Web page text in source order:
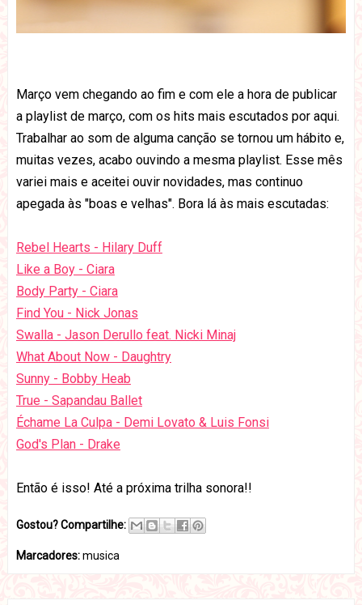
Março vem chegando ao fim e com ele a hora de publicar
a playlist de março, com os hits mais escutados por aqui.
Trabalhar ao som de alguma canção se tornou um hábito e,
muitas vezes, acabo ouvindo a mesma playlist. Esse mês
variei mais e aceitei ouvir novidades, mas continuo
apegada às "boas e velhas". Bora lá às mais escutadas:
Rebel Hearts - Hilary Duff
Like a Boy - Ciara
Body Party - Ciara
Find You - Nick Jonas
Swalla - Jason Derullo feat. Nicki Minaj
What About Now - Daughtry
Sunny - Bobby Heab
True - Sapandau Ballet
Échame La Culpa - Demi Lovato & Luis Fonsi
God's Plan - Drake
Então é isso! Até a próxima trilha sonora!!
Gostou? Compartilhe:
Marcadores:musica